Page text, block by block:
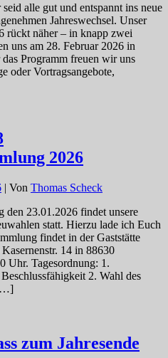
alle gut und entspannt ins neue
Jahreswechsel. Unser
rückt näher – in knapp zwei
uns am 28. Februar 2026 in
Programm freuen wir uns
oder Vortragsangebote,
2026
| Von Thomas Scheck
den 23.01.2026 findet unsere
statt. Hierzu lade ich Euch
findet in der Gaststätte
14 in 88630
Uhr. Tagesordnung: 1.
2. Wahl des
zum Jahresende